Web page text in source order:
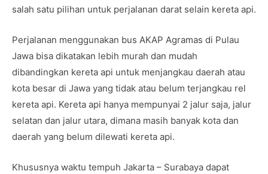
salah satu pilihan untuk perjalanan darat selain kereta api.
Perjalanan menggunakan bus AKAP Agramas di Pulau
Jawa bisa dikatakan lebih murah dan mudah
dibandingkan kereta api untuk menjangkau daerah atau
kota besar di Jawa yang tidak atau belum terjangkau rel
kereta api. Kereta api hanya mempunyai 2 jalur saja, jalur
selatan dan jalur utara, dimana masih banyak kota dan
daerah yang belum dilewati kereta api.
Khususnya waktu tempuh Jakarta – Surabaya dapat